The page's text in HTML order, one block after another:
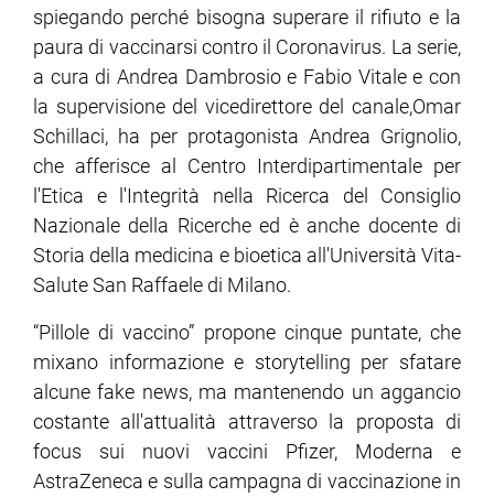
spiegando perché bisogna superare il rifiuto e la
paura di vaccinarsi contro il Coronavirus. La serie,
a cura di Andrea Dambrosio e Fabio Vitale e con
la supervisione del vicedirettore del canale,Omar
Schillaci, ha per protagonista Andrea Grignolio,
che afferisce al Centro Interdipartimentale per
l'Etica e l'Integrità nella Ricerca del Consiglio
Nazionale della Ricerche ed è anche docente di
Storia della medicina e bioetica all'Università Vita-
Salute San Raffaele di Milano.
“Pillole di vaccino” propone cinque puntate, che
mixano informazione e storytelling per sfatare
alcune fake news, ma mantenendo un aggancio
costante all'attualità attraverso la proposta di
focus sui nuovi vaccini Pfizer, Moderna e
AstraZeneca e sulla campagna di vaccinazione in